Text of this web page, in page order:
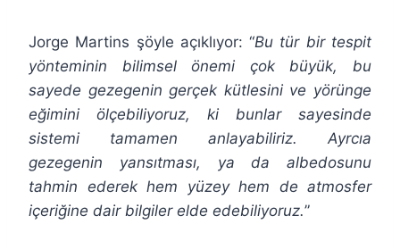
Jorge Martins şöyle açıklıyor: “Bu tür bir tespit
yönteminin bilimsel önemi çok büyük, bu
sayede gezegenin gerçek kütlesini ve yörünge
eğimini ölçebiliyoruz, ki bunlar sayesinde
sistemi tamamen anlayabiliriz. Ayrcıa
gezegenin yansıtması, ya da albedosunu
tahmin ederek hem yüzey hem de atmosfer
içeriğine dair bilgiler elde edebiliyoruz.”